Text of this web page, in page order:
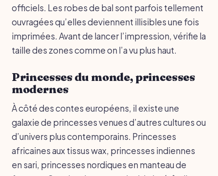
officiels. Les robes de bal sont parfois tellement
ouvragées qu’elles deviennent illisibles une fois
imprimées. Avant de lancer l’impression, vérifie la
taille des zones comme on l’a vu plus haut.
Princesses du monde, princesses
modernes
À côté des contes européens, il existe une
galaxie de princesses venues d’autres cultures ou
d’univers plus contemporains. Princesses
africaines aux tissus wax, princesses indiennes
en sari, princesses nordiques en manteau de